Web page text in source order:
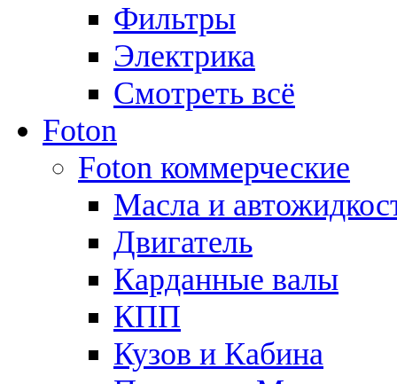
Фильтры
Электрика
Смотреть всё
Foton
Foton коммерческие
Масла и
Двигатель
Карданные валы
КПП
Кузов и Кабина